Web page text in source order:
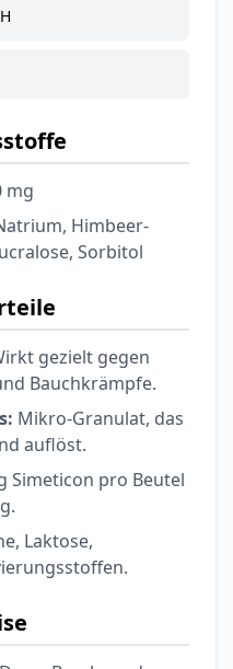
mg
Himbeer-
Sorbitol
gezielt gegen
Bauchkrämpfe.
Mikro-Granulat, das
auflöst.
Simeticon pro Beutel
Laktose,